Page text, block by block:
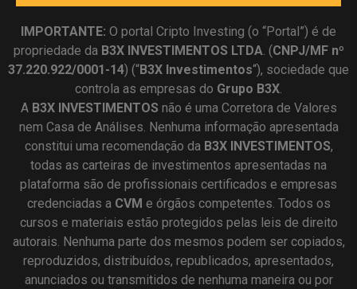
IMPORTANTE: O portal Cripto Investing (o “Portal”) é de
propriedade da B3X INVESTIMENTOS LTDA. (CNPJ/MF nº
37.220.922/0001-14) (“B3X Investimentos“), sociedade que
controla as empresas do Grupo B3X.
A B3X INVESTIMENTOS não é uma Corretora de Valores
nem Casa de Análises. Nenhuma informação apresentada
constitui uma recomendação da B3X INVESTIMENTOS,
todas as carteiras de investimentos apresentadas na
plataforma são de profissionais certificados e empresas
credenciadas a CVM e órgãos competentes. Todos os
cursos e materiais estão protegidos pelas leis de direito
autorais. Nenhuma parte dos mesmos podem ser copiados,
reproduzidos, distribuídos, republicados, apresentados,
anunciados ou transmitidos de nenhuma maneira ou por